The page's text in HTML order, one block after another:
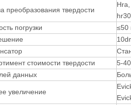
преобразования твердости
погрузки
≤50
стоимости твердости
5-
данных
увеличение